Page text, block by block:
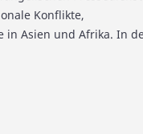
Konflikte,
in Asien und Afrika. In